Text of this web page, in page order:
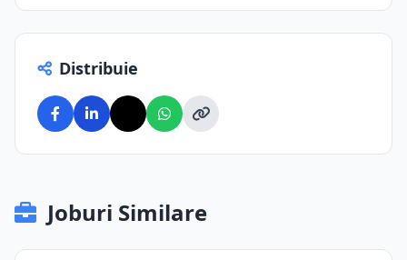
Distribuie
Joburi Similare